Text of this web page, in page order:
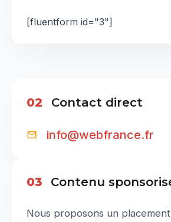
[fluentform id="3"]
02 Contact direct
info@webfrance.fr
03 Contenu
Nous proposons un